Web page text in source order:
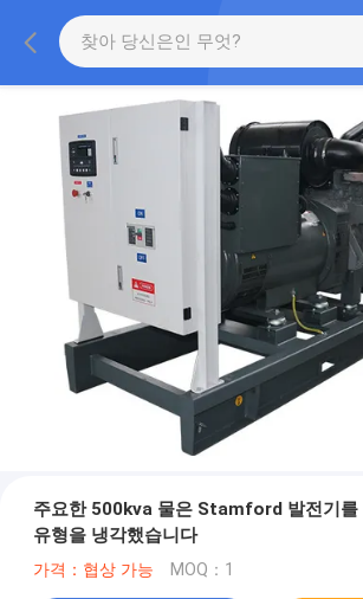
주요한 500kva 물은 Stamford 발전기를
유형을 냉각했습니다
가격：협상 가능 MOQ：1